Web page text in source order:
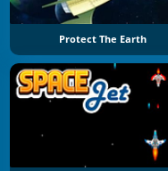
Protect The Earth